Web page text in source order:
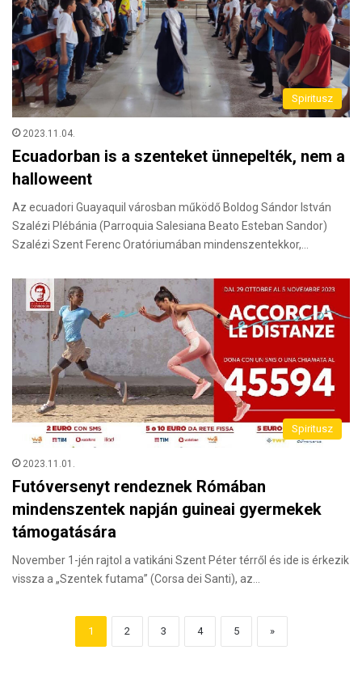
Spiritusz
2023.11.04.
Ecuadorban is a szenteket ünnepelték, nem a
halloweent
Az ecuadori Guayaquil városban működő Boldog Sándor István
Szalézi Plébánia (Parroquia Salesiana Beato Esteban Sandor)
Szalézi Szent Ferenc Oratóriumában mindenszentekkor,…
Spiritusz
2023.11.01.
Futóversenyt rendeznek Rómában
mindenszentek napján guineai gyermekek
támogatására
November 1-jén rajtol a vatikáni Szent Péter térről és ide is érkezik
vissza a „Szentek futama” (Corsa dei Santi), az…
1 2 3 4 5 »